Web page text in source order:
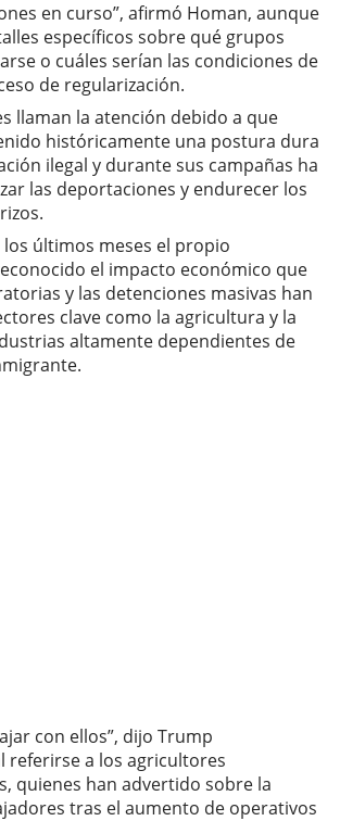
en curso”, afirmó Homan, aunque
específicos sobre qué grupos
o cuáles serían las condiciones de
de regularización.
llaman la atención debido a que
históricamente una postura dura
ilegal y durante sus campañas ha
las deportaciones y endurecer los
últimos meses el propio
el impacto económico que
y las detenciones masivas han
clave como la agricultura y la
altamente dependientes de
con ellos”, dijo Trump
referirse a los agricultores
quienes han advertido sobre la
tras el aumento de operativos